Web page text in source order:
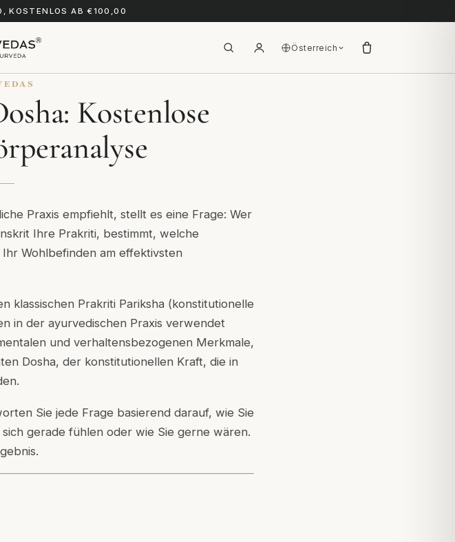
KOSTENLOS AB €100,00
Österreich
Kostenlose
Praxis empfiehlt, stellt es eine Frage: Wer
Ihre Prakriti, bestimmt, welche
Wohlbefinden am effektivsten
klassischen Prakriti Pariksha (konstitutionelle
in der ayurvedischen Praxis verwendet
und verhaltensbezogenen Merkmale,
Dosha, der konstitutionellen Kraft, die in
Sie jede Frage basierend darauf, wie Sie
gerade fühlen oder wie Sie gerne wären.